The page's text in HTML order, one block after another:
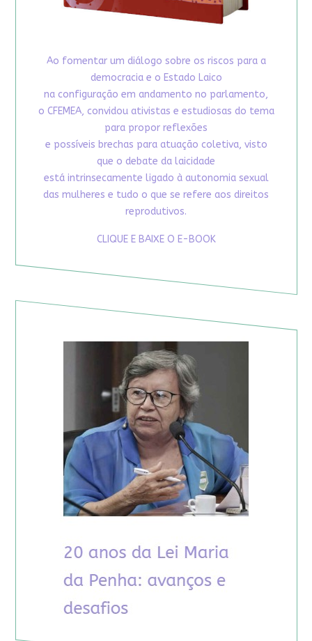
Ao fomentar um diálogo sobre os riscos para a
democracia e o Estado Laico
na configuração em andamento no parlamento,
o CFEMEA, convidou ativistas e estudiosas do tema
para propor reflexões
e possíveis brechas para atuação coletiva, visto
que o debate da laicidade
está intrinsecamente ligado à autonomia sexual
das mulheres e tudo o que se refere aos direitos
reprodutivos.
CLIQUE E BAIXE O E-BOOK